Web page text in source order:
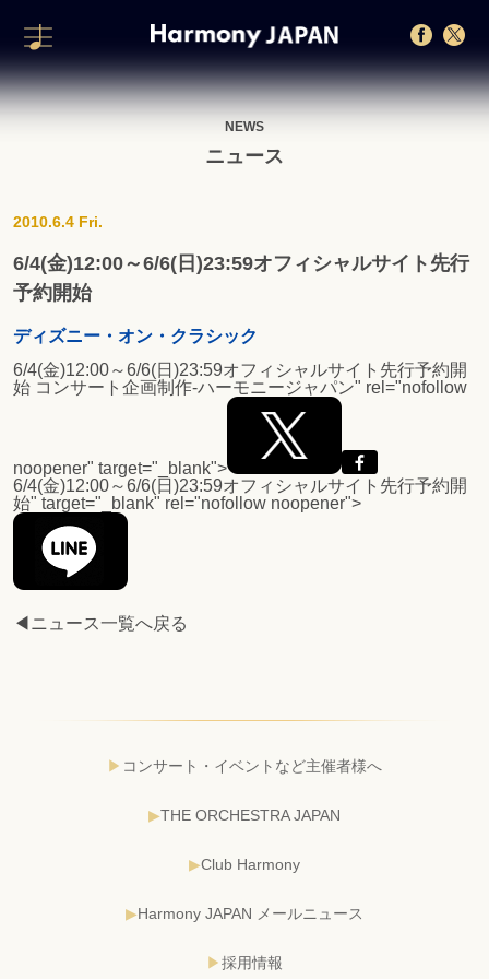
NEWS
ニュース
2010.6.4 Fri.
6/4(金)12:00～6/6(日)23:59オフィシャルサイト先行
予約開始
ディズニー・オン・クラシック
6/4(金)12:00～6/6(日)23:59オフィシャルサイト先行予約開
始 コンサート企画制作-ハーモニージャパン" rel="nofollow
noopener" target="_blank">
6/4(金)12:00～6/6(日)23:59オフィシャルサイト先行予約開
始" target="_blank" rel="nofollow noopener">
◀ニュース一覧へ戻る
コンサート・イベントなど主催者様へ
THE ORCHESTRA JAPAN
Club Harmony
Harmony JAPAN メールニュース
採用情報